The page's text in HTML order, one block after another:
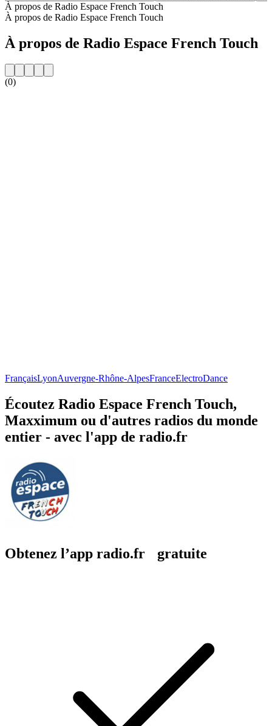
À propos de Radio Espace French Touch
À propos de Radio Espace French Touch
À propos de Radio Espace French Touch
(0)
FrançaisLyonAuvergne-Rhône-AlpesFranceElectroDance
Écoutez Radio Espace French Touch,
Maxximum ou d'autres radios du monde
entier - avec l'app de radio.fr
Obtenez l’app radio.fr gratuite